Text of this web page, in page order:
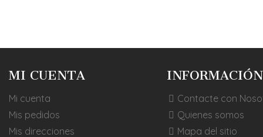
MI CUENTA
Mi cuenta
Mis pedidos
Mis direcciones
INFORMACIÓN
Contacte con
Quienes somos
Mapa del sitio